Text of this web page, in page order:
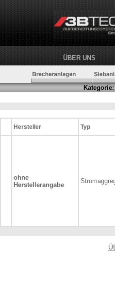
ÜBER UNS
Kategorie:
Hersteller Typ
ohne
Herstellerangabe